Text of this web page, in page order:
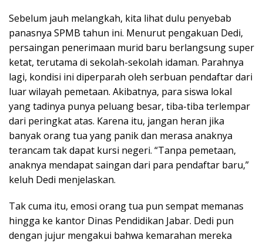
Sebelum jauh melangkah, kita lihat dulu penyebab
panasnya SPMB tahun ini. Menurut pengakuan Dedi,
persaingan penerimaan murid baru berlangsung super
ketat, terutama di sekolah-sekolah idaman. Parahnya
lagi, kondisi ini diperparah oleh serbuan pendaftar dari
luar wilayah pemetaan. Akibatnya, para siswa lokal
yang tadinya punya peluang besar, tiba-tiba terlempar
dari peringkat atas. Karena itu, jangan heran jika
banyak orang tua yang panik dan merasa anaknya
terancam tak dapat kursi negeri. “Tanpa pemetaan,
anaknya mendapat saingan dari para pendaftar baru,”
keluh Dedi menjelaskan.
Tak cuma itu, emosi orang tua pun sempat memanas
hingga ke kantor Dinas Pendidikan Jabar. Dedi pun
dengan jujur mengakui bahwa kemarahan mereka